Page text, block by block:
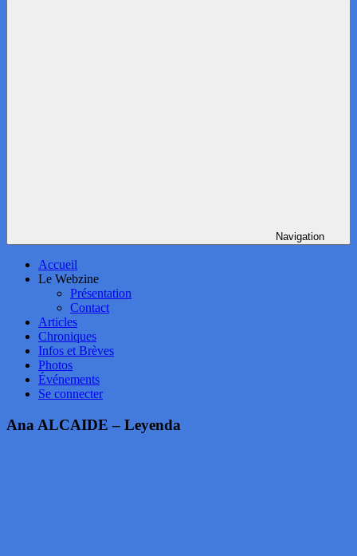
Navigation
Accueil
Le Webzine
Présentation
Contact
Articles
Chroniques
Infos et Brèves
Photos
Événements
Se connecter
Ana ALCAIDE – Leyenda